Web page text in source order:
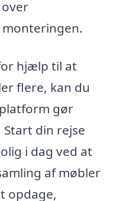
hjælp til at
flere, kan du
gør
din rejse
i dag ved at
af møbler
opdage,